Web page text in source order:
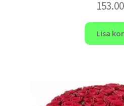
153.00
Lisa